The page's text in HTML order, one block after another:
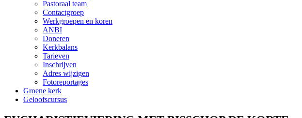
Pastoraal team
Contactgroep
Werkgroepen en koren
ANBI
Doneren
Kerkbalans
Tarieven
Inschrijven
Adres wijzigen
Fotoreportages
Groene kerk
Geloofscursus